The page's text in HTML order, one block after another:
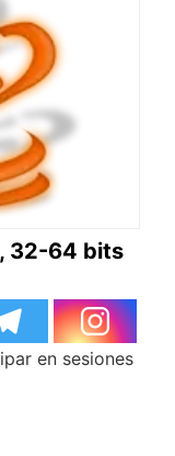
32-64 bits
en sesiones